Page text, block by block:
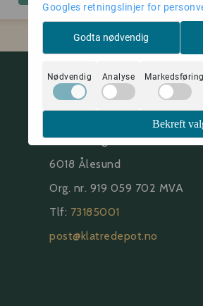
Om oss
Klatredepot | CRIMP
Lerstadvegen 506 B
6018 Ålesund
Org. nr. 919 059 702 MVA
Tlf: 73185001
post@klatredepot.no
Googles retningslinjer for
Godta nødvendig
Nødvendig Analyse Markedsføring
Bekreft